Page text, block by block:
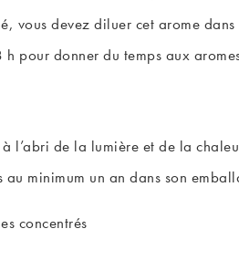
vous devez diluer cet arome
pour donner du temps aux
l’abri de la lumière et de la
au minimum un an dans son
concentrés